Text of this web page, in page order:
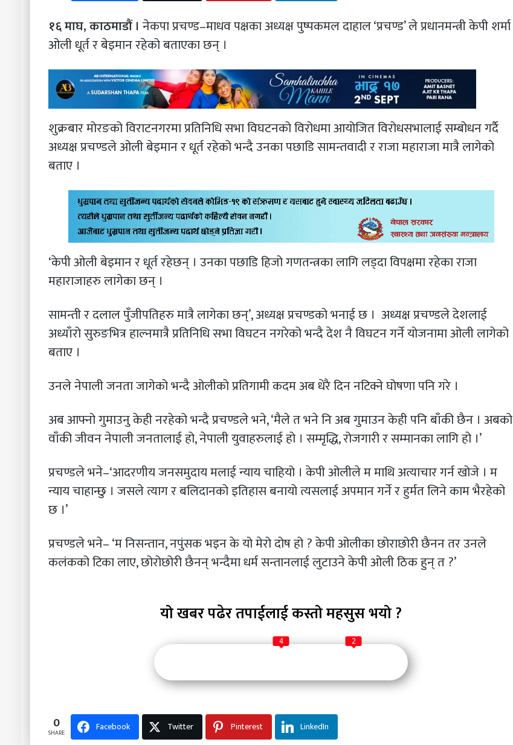
१६ माघ, काठमाडौं । नेकपा प्रचण्ड–माधव पक्षका अध्यक्ष पुष्पकमल दाहाल ‘प्रचण्ड’ ले प्रधानमन्त्री केपी शर्मा
ओली धूर्त र बेइमान रहेको बताएका छन् ।
शुक्रबार मोरङको विराटनगरमा प्रतिनिधि सभा विघटनको विरोधमा आयोजित विरोधसभालाई सम्बोधन गर्दै
अध्यक्ष प्रचण्डले ओली बेइमान र धूर्त रहेको भन्दै उनका पछाडि सामन्तवादी र राजा महाराजा मात्रै लागेको
बताए ।
‘केपी ओली बेइमान र धूर्त रहेछन् । उनका पछाडि हिजो गणतन्त्रका लागि लड्दा विपक्षमा रहेका राजा
महाराजाहरु लागेका छन् ।
सामन्ती र दलाल पुँजीपतिहरु मात्रै लागेका छन्’, अध्यक्ष प्रचण्डको भनाई छ । अध्यक्ष प्रचण्डले देशलाई
अध्याँरो सुरुङभित्र हाल्नमात्रै प्रतिनिधि सभा विघटन नगरेको भन्दै देश नै विघटन गर्ने योजनामा ओली लागेको
बताए ।
उनले नेपाली जनता जागेको भन्दै ओलीको प्रतिगामी कदम अब धेरै दिन नटिक्ने घोषणा पनि गरे ।
अब आफ्नो गुमाउनु केही नरहेको भन्दै प्रचण्डले भने, ‘मैले त भने नि अब गुमाउन केही पनि बाँकी छैन । अबको
वाँकी जीवन नेपाली जनतालाई हो, नेपाली युवाहरुलाई हो । सम्मृद्धि, रोजगारी र सम्मानका लागि हो ।’
प्रचण्डले भने–‘आदरणीय जनसमुदाय मलाई न्याय चाहियो । केपी ओलीले म माथि अत्याचार गर्न खोजे । म
न्याय चाहान्छु । जसले त्याग र बलिदानको इतिहास बनायो त्यसलाई अपमान गर्ने र हुर्मत लिने काम भैरहेको
छ ।’
प्रचण्डले भने– ‘म निसन्तान, नपुंसक भइन के यो मेरो दोष हो ? केपी ओलीका छोराछोरी छैनन तर उनले
कलंकको टिका लाए, छोरोछोरी छैनन् भन्दैमा धर्म सन्तानलाई लुटाउने केपी ओली ठिक हुन् त ?’
यो खबर पढेर तपाईलाई कस्तो महसुस भयो ?
4 2
0
SHARE Facebook Twitter Pinterest LinkedIn